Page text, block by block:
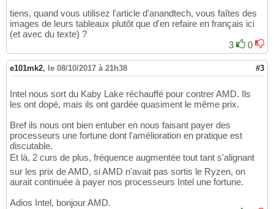
tiens, quand vous utilisez l'article d'anandtech, vous faîtes des
images de leurs tableaux plutôt que d'en refaire en français ici
(et avec du texte) ?
3
0
e101mk2, le 08/10/2017 à 21h38 #3
Intel nous sort du Kaby Lake réchauffé pour contrer AMD. Ils
les ont dopé, mais ils ont gardée quasiment le même prix.
Bref ils nous ont bien entuber en nous faisant payer des
processeurs une fortune dont l'amélioration en pratique est
discutable.
Et là, 2 curs de plus, fréquence augmentée tout tant s'alignant
sur les prix de AMD, si AMD n'avait pas sortis le Ryzen, on
aurait continuée à payer nos processeurs Intel une fortune.
Adios Intel, bonjour AMD.